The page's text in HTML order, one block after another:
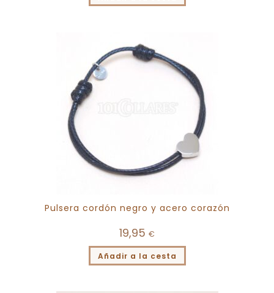
Pulsera cordón negro y acero corazón
19,95 €
Añadir a la cesta